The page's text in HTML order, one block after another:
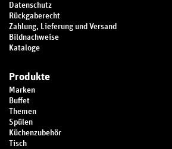
Datenschutz
Rückgaberecht
Zahlung, Lieferung und Versand
Bildnachweise
Kataloge
Produkte
Marken
Buffet
Themen
Spülen
Küchenzubehör
Tisch